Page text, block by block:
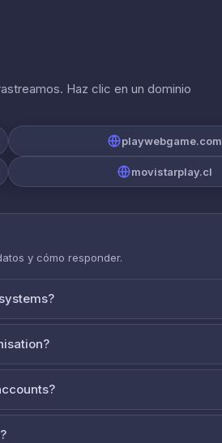
Haz clic en un dominio
playwebgame.com
movistarplay.cl
y cómo responder.